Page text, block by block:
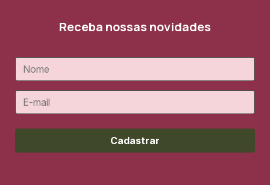
Receba nossas novidades
Cadastrar